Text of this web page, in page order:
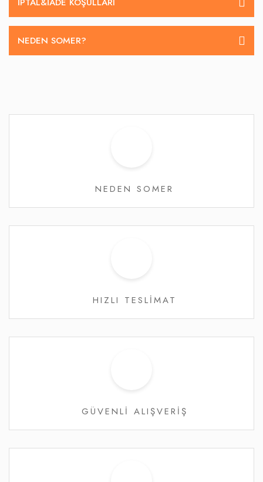
NEDEN SOMER?
NEDEN SOMER
HIZLI TESLİMAT
GÜVENLİ ALIŞVERİŞ